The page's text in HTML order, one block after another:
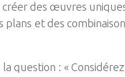
des œuvres
plans et des
question : «